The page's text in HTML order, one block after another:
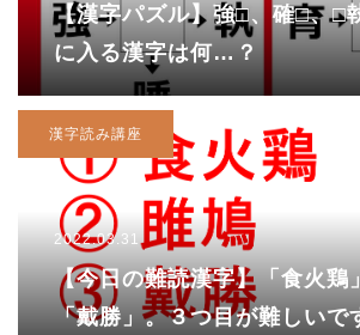
【漢字パズル】強□、確□、
に入る漢字は何…？
漢字読み講座
2022.03.31
【今日の難読漢字】「食火鶏
「戴勝」。３つ目が難しいで